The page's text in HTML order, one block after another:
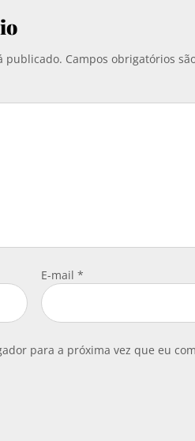
publicado. Campos obrigatórios
E-mail*
para a próxima vez que eu